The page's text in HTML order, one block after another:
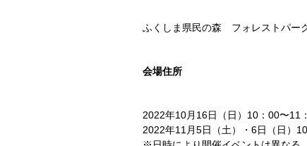
ふくしま県民の森 フォレストパー
会場住所
2022年10月16日（日）10：00〜11
2022年11月5日（土）・6日（日）